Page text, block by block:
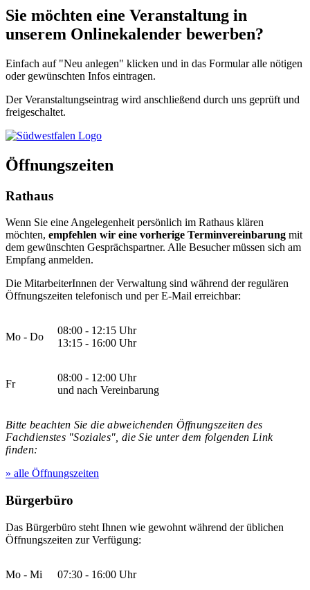
Sie möchten eine Veranstaltung in
unserem Onlinekalender bewerben?
Einfach auf "Neu anlegen" klicken und in das Formular alle nötigen
oder gewünschten Infos eintragen.
Der Veranstaltungseintrag wird anschließend durch uns geprüft und
freigeschaltet.
Öffnungszeiten
Rathaus
Wenn Sie eine Angelegenheit persönlich im Rathaus klären
möchten, empfehlen wir eine vorherige Terminvereinbarung mit
dem gewünschten Gesprächspartner. Alle Besucher müssen sich am
Empfang anmelden.
Die MitarbeiterInnen der Verwaltung sind während der regulären
Öffnungszeiten telefonisch und per E-Mail erreichbar:
Mo - Do
08:00 - 12:15 Uhr
13:15 - 16:00 Uhr
Fr
08:00 - 12:00 Uhr
und nach Vereinbarung
Bitte beachten Sie die abweichenden Öffnungszeiten des
Fachdienstes "Soziales", die Sie unter dem folgenden Link
finden:
» alle Öffnungszeiten
Bürgerbüro
Das Bürgerbüro steht Ihnen wie gewohnt während der üblichen
Öffnungszeiten zur Verfügung:
Mo - Mi 07:30 - 16:00 Uhr